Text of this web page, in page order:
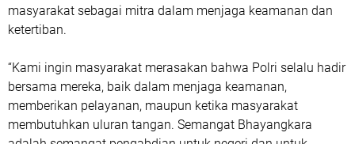
masyarakat sebagai mitra dalam menjaga keamanan dan
ketertiban.
“Kami ingin masyarakat merasakan bahwa Polri selalu hadir
bersama mereka, baik dalam menjaga keamanan,
memberikan pelayanan, maupun ketika masyarakat
membutuhkan uluran tangan. Semangat Bhayangkara